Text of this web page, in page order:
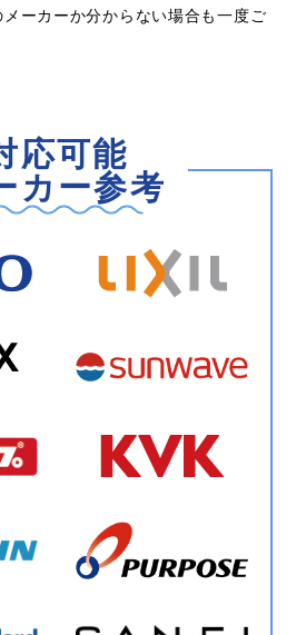
ーカーか分からない場合も一度ご
応可能
カー参考